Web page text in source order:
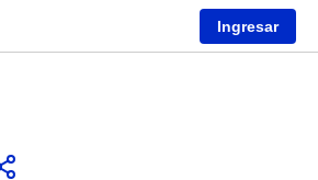
Ingresar